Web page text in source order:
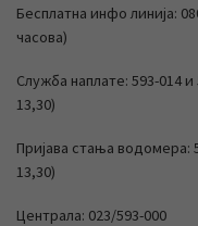
Бесплатна инфо линија:
часова)
Служба наплате: 593-014
13,30)
Пријава стања
13,30)
Централа: 023/593-000